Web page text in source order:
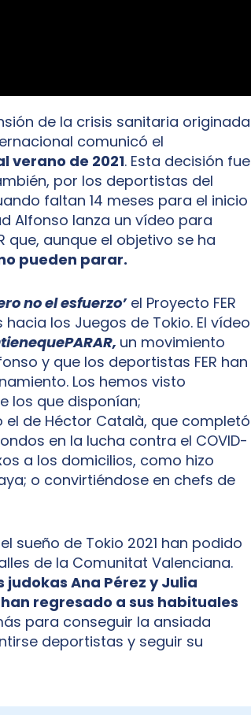
de la crisis sanitaria originada
comunicó el
verano de 2021. Esta decisión fue
por los deportistas del
faltan 14 meses para el inicio
Alfonso lanza un vídeo para
que, aunque el objetivo se ha
pueden parar.
no el esfuerzo’el Proyecto FER
hacia los Juegos de Tokio. El vídeo
un movimiento
y que los deportistas FER han
Los hemos visto
los que disponían;
de Héctor Català, que completó
en la lucha contra el COVID-
a los domicilios, como hizo
o convirtiéndose en chefs de
sueño de Tokio 2021 han podido
de la Comunitat Valenciana.
Ana Pérez y Julia
regresado a sus habituales
para conseguir la ansiada
deportistas y seguir su